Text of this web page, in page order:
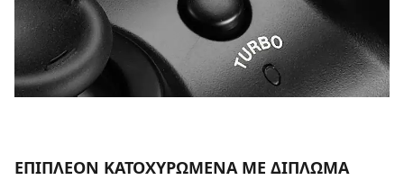
ΕΠΙΠΛΕΟΝ ΚΑΤΟΧΥΡΩΜΕΝΑ ΜΕ ΔΙΠΛΩΜΑ